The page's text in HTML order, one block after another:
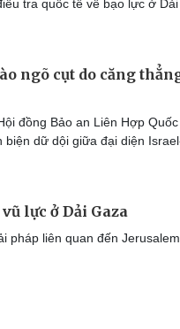
tra quốc tế về bạo lực ở Dải
ngõ cụt do căng
đồng Bảo an Liên Hợp Quốc
dữ dội giữa đại diện
lực ở Dải Gaza
pháp liên quan đến